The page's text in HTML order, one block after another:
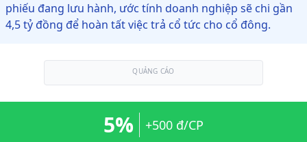
phiếu đang lưu hành, ước tính doanh nghiệp sẽ chi gần
4,5 tỷ đồng để hoàn tất việc trả cổ tức cho cổ đông.
QUẢNG CÁO
5% +500 đ/CP